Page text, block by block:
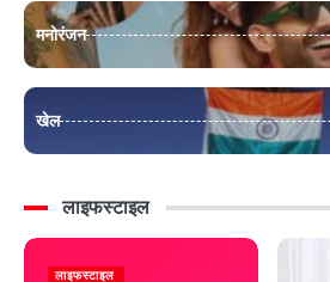
मनोरंजन
खेल
लाइफस्टाइल
लाइफस्टाइल